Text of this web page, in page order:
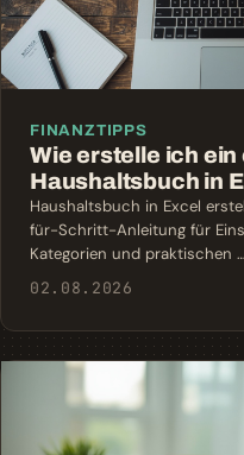
FINANZTIPPS
Wie erstelle ich
Haushaltsbuch in
Haushaltsbuch in Excel
für-Schritt-Anleitung für
Kategorien und praktischen …
02.08.2026